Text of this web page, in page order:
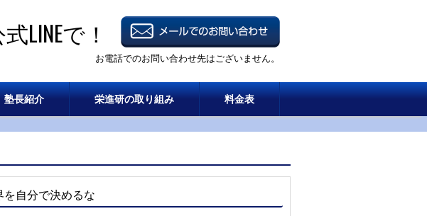
LINEで！
お電話でのお問い合わせ先はございません。
塾長紹介 栄進研の取り組み 料金表
を自分で決めるな